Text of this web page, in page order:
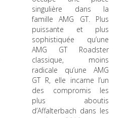
singulière dans la
famille AMG GT. Plus
puissante et plus
sophistiquée qu’une
AMG GT Roadster
classique, moins
radicale qu’une AMG
GT R, elle incarne l’un
des compromis les
plus aboutis
d’Affalterbach dans les